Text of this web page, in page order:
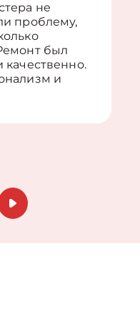
не
проблему,
был
качественно.
и